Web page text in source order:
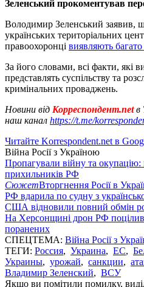
Зеленський прокоментував
Володимир Зеленський заявив,
українських територіальних
правоохоронці виявляють
За його словами, всі факти, які
представлять суспільству та
кримінальних проваджень.
Новини від Корреспондент.netв
наш канал https://t.me/
Читайте Korrespondent.net в
Війна Росії з Україною
Пропагували війну та
прихильників РФ
СюжетВторгнення Росії в
РФ вдарила по судну з
США відновили повний обмін
На Херсонщині дрон РФ поцілив
поранених
СПЕЦТЕМА: Війна Росії з
ТЕГИ: Россия, Украина, ЕС,
Украины, урожай, санкции,
Владимир Зеленский, ВСУ
Якщо ви помітили помилку,